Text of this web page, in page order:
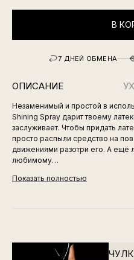
В
7 ДНЕЙ ОБМЕНА
ОПИСАНИЕ
Незаменимый и простой в
Shining Spray дарит твоему
заслуживает. Чтобы придать
просто распыли средство на
движениями разотри его. А ещё
любимому…
Показать полностью